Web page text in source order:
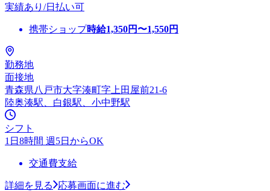
実績あり/日払い可
携帯ショップ時給1,350円〜1,550円
勤務地
面接地
青森県八戸市大字湊町字上田屋前21-6
陸奥湊駅、白銀駅、小中野駅
シフト
1日8時間 週5日からOK
交通費支給
詳細を見る 応募画面に進む